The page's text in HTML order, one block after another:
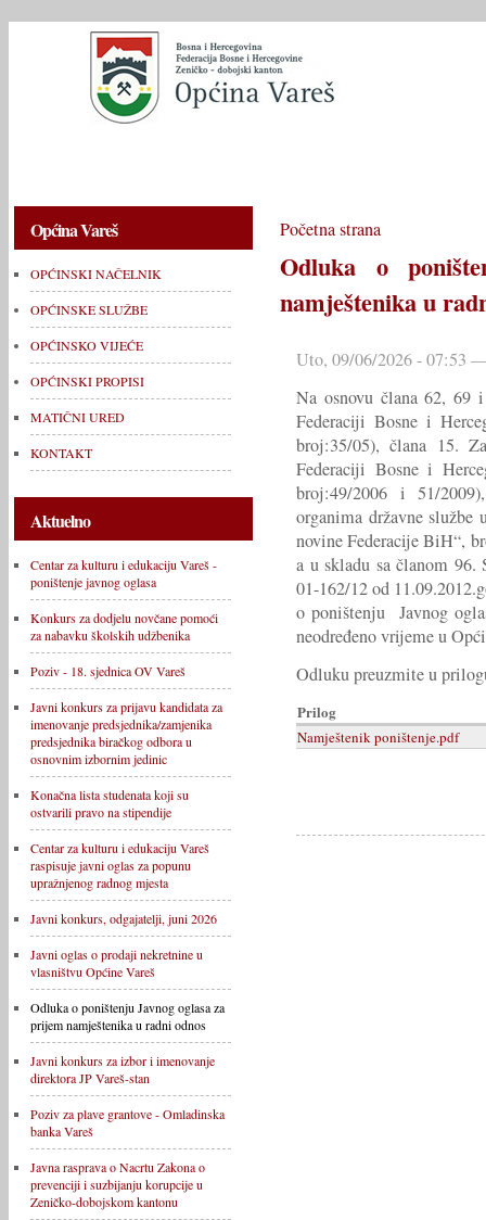
Općina Vareš
OPĆINSKI NAČELNIK
OPĆINSKE SLUŽBE
OPĆINSKO VIJEĆE
OPĆINSKI PROPISI
MATIČNI URED
KONTAKT
Aktuelno
Centar za kulturu i edukaciju Vareš -
poništenje javnog oglasa
Konkurs za dodjelu novčane pomoći
za nabavku školskih udžbenika
Poziv - 18. sjednica OV Vareš
Javni konkurs za prijavu kandidata za
imenovanje predsjednika/zamjenika
predsjednika biračkog odbora u
osnovnim izbornim jedinic
Konačna lista studenata koji su
ostvarili pravo na stipendije
Centar za kulturu i edukaciju Vareš
raspisuje javni oglas za popunu
upražnjenog radnog mjesta
Javni konkurs, odgajatelji, juni 2026
Javni oglas o prodaji nekretnine u
vlasništvu Općine Vareš
Odluka o poništenju Javnog oglasa za
prijem namještenika u radni odnos
Javni konkurs za izbor i imenovanje
direktora JP Vareš-stan
Poziv za plave grantove - Omladinska
banka Vareš
Javna rasprava o Nacrtu Zakona o
prevenciji i suzbijanju korupcije u
Zeničko-dobojskom kantonu
Početna strana
Odluka o
namještenika u
Uto, 09/06/2026 - 07:53
Na osnovu člana 62, 69
Federaciji Bosne i
broj:35/05), člana 15.
Federaciji Bosne i
broj:49/2006 i 51/
organima državne službe
novine Federacije BiH“,
a u skladu sa članom 96.
01-162/12 od
o poništenju Javnog
neodređeno vrijeme u
Odluku preuzmite u
Prilog
Namještenik poništenje.pdf